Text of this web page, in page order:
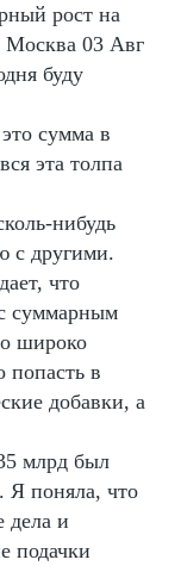
рост на
Москва 03 Авг
буду
сумма в
эта толпа
нибудь
с другими.
что
суммарным
широко
попасть в
добавки, а
млрд был
Я поняла, что
дела и
подачки